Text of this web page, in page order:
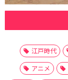
江戸時代
アニメ